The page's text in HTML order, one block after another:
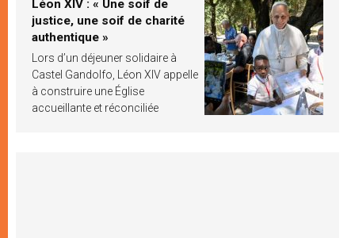
Léon XIV : « Une soif de
justice, une soif de charité
authentique »
Lors d’un déjeuner solidaire à
Castel Gandolfo, Léon XIV appelle
à construire une Église
accueillante et réconciliée